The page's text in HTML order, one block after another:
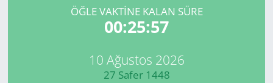
ÖĞLE VAKTINE KALAN SÜRE
00:25:57
10 Ağustos 2026
27 Safer 1448